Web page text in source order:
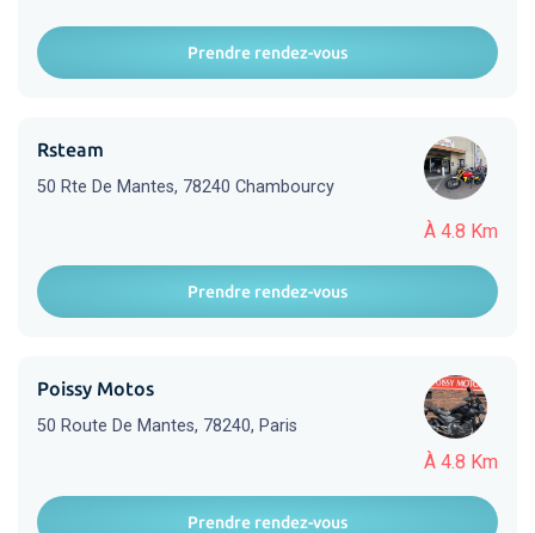
Prendre rendez-vous
À 4.8 Km
Rsteam
50 Rte De Mantes, 78240 Chambourcy
Prendre rendez-vous
À 4.8 Km
Poissy Motos
50 Route De Mantes, 78240, Paris
Prendre rendez-vous